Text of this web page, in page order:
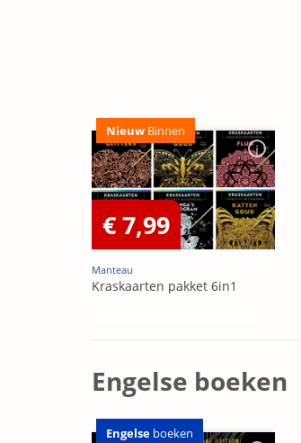
Nieuw Binnen
€ 7,99
Manteau
Kraskaarten pakket 6in1
Engelse boeken
Engelse boeken